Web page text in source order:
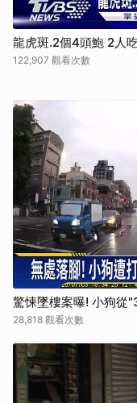
龍虎斑.2個4頭鮑 2人
122,907 觀看次數
驚悚墜樓案曝! 小狗從
28,818 觀看次數